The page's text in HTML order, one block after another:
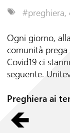
#preghiera,
Ogni giorno,
comunità prega
Covid19 ci
seguente.
Preghiera ai
Dio, Creatore